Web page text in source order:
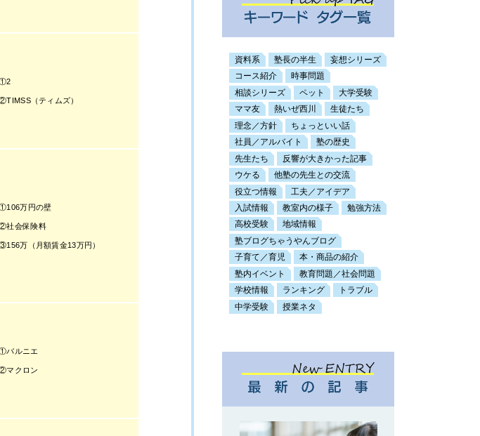
（ティムズ）
万円の壁
会保険料
万（月額賃金13万円）
ルニエ
クロン
資料系 塾長の半生
妄想シリーズ
コース紹介
時事問題
相談シリーズ
ペット
大学受験
ママ友
熱いぜ西川
生徒たち
理念／方針
ちょっといい話
社員／アルバイト
塾の歴史
先生たち
反響が大きかった記事
ウケる
他塾の先生との交流
役立つ情報
工夫／アイデア
入試情報
教室内の様子
勉強方法
高校受験
地域情報
塾ブログちゃうやんブログ
子育て／育児
本・商品の紹介
塾内イベント
教育問題／社会問題
学校情報
ランキング
トラブル
中学受験
授業ネタ